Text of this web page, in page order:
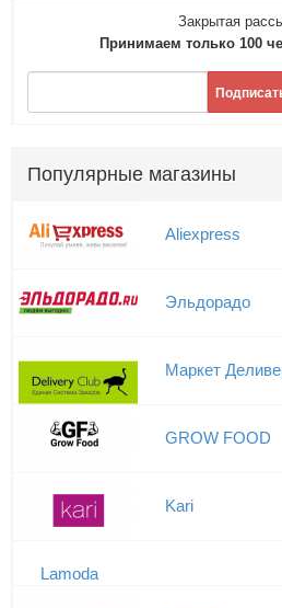
Закрытая
Принимаем только 100
Популярные магазины
Aliexpress
Эльдорадо
Маркет
GROW FOOD
Kari
Lamoda